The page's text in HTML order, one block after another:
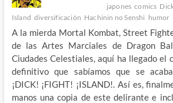
japones comics
Island diversificación Hachinin no Senshi humor
A la mierda Mortal Kombat, Street
de las Artes Marciales de Dragon
Ciudades Celestiales, aquí ha llegado el
definitivo que sabíamos que se
¡DICK! ¡FIGHT! ¡ISLAND!. Así es,
manos una copia de este delirante e